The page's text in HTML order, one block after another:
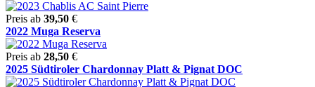
Preis ab 39,50 €
2022 Muga Reserva
Preis ab 28,50 €
2025 Südtiroler Chardonnay Platt & Pignat DOC